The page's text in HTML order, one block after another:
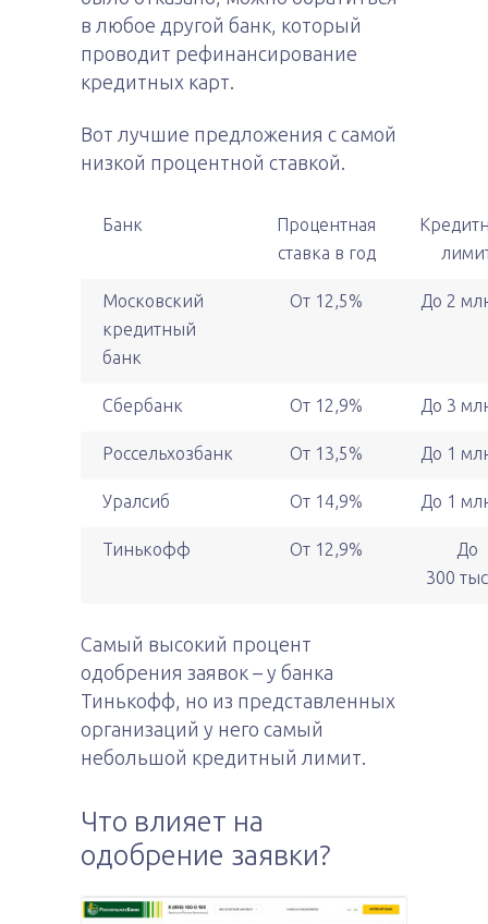
в любое другой банк, который
проводит рефинансирование
кредитных карт.
Вот лучшие предложения с самой
низкой процентной ставкой.
Банк
Процентная
ставка в год
Московский
кредитный
банк
От 12,5% До 2
Сбербанк От 12,9% До 3
Россельхозбанк От 13,5% До 1
Уралсиб От 14,9% До 1
Тинькофф От 12,9%
До
300
Самый высокий процент
одобрения заявок – у банка
Тинькофф, но из представленных
организаций у него самый
небольшой кредитный лимит.
Что влияет на
одобрение заявки?